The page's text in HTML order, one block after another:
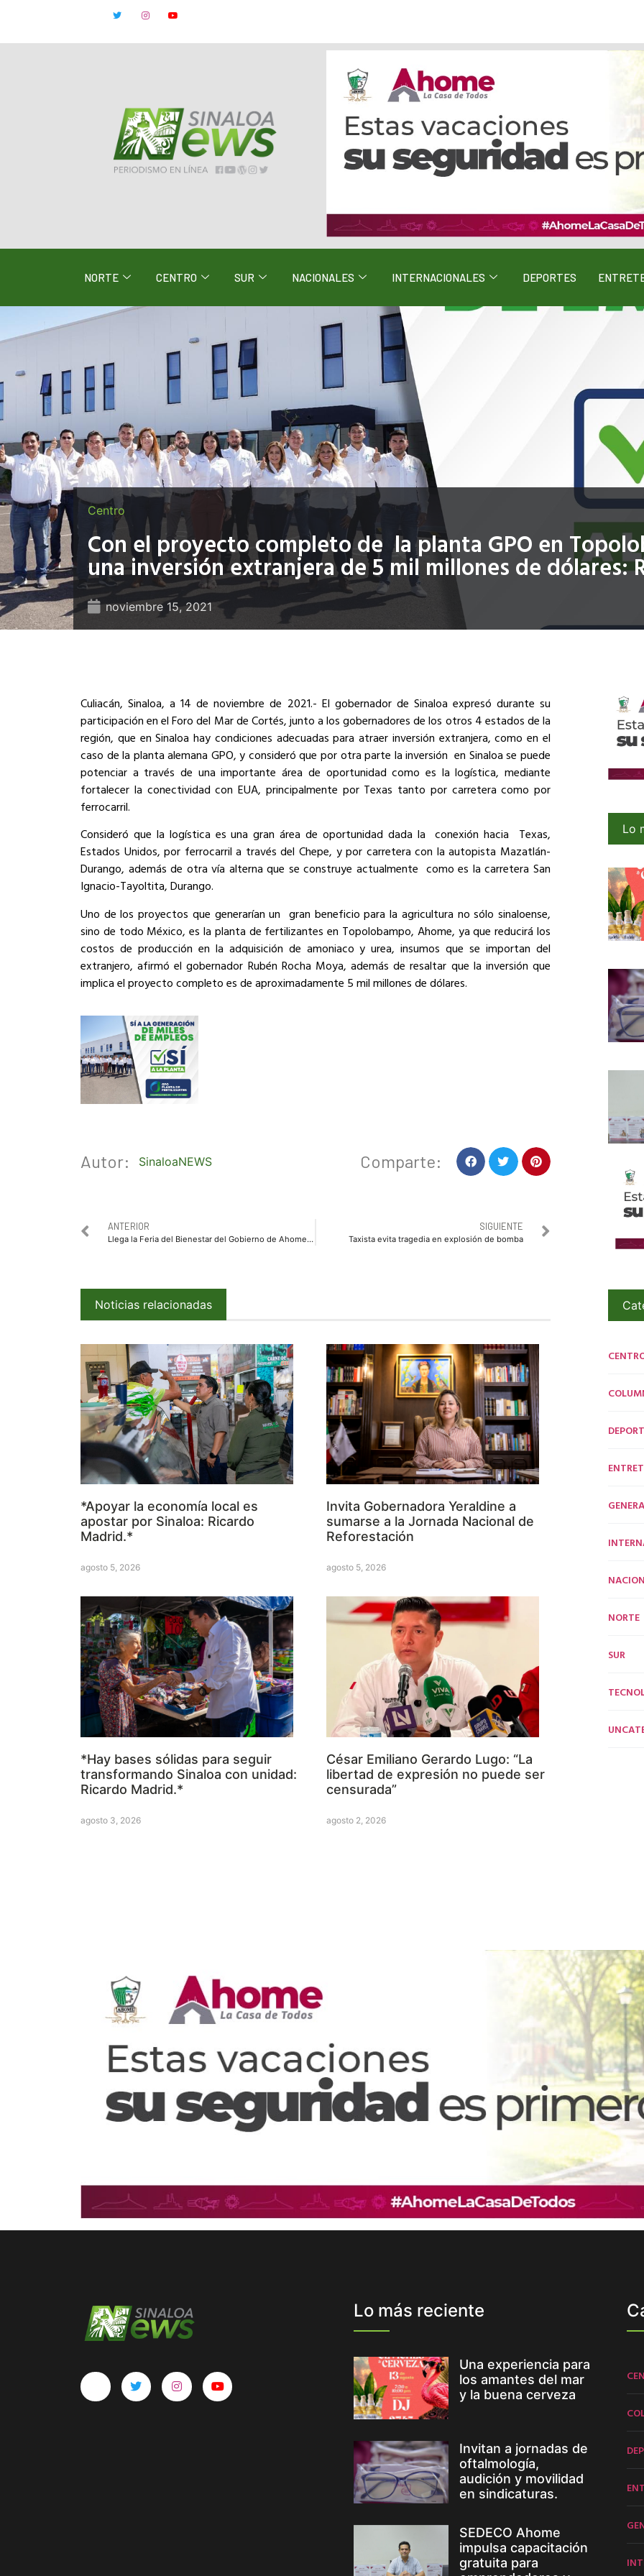
NORTE CENTRO SUR NACIONALES INTERNACIONALES DEPORTES
Centro
Con el proyecto completo de la planta GPO en
una inversión extranjera de 5 mil millones de dólares:
noviembre 15, 2021
Culiacán, Sinaloa, a 14 de noviembre de 2021.- El gobernador de Sinaloa expresó durante su
participación en el Foro del Mar de Cortés, junto a los gobernadores de los otros 4 estados de la
región, que en Sinaloa hay condiciones adecuadas para atraer inversión extranjera, como en el
caso de la planta alemana GPO, y consideró que por otra parte la inversión en Sinaloa se puede
potenciar a través de una importante área de oportunidad como es la logística, mediante
fortalecer la conectividad con EUA, principalmente por Texas tanto por carretera como por
ferrocarril.
Consideró que la logística es una gran área de oportunidad dada la conexión hacia Texas,
Estados Unidos, por ferrocarril a través del Chepe, y por carretera con la autopista Mazatlán-
Durango, además de otra vía alterna que se construye actualmente como es la carretera San
Ignacio-Tayoltita, Durango.
Uno de los proyectos que generarían un gran beneficio para la agricultura no sólo sinaloense,
sino de todo México, es la planta de fertilizantes en Topolobampo, Ahome, ya que reducirá los
costos de producción en la adquisición de amoniaco y urea, insumos que se importan del
extranjero, afirmó el gobernador Rubén Rocha Moya, además de resaltar que la inversión que
implica el proyecto completo es de aproximadamente 5 mil millones de dólares.
Autor: SinaloaNEWS Comparte:
ANTERIOR
Llega la Feria del Bienestar del Gobierno de Ahome al campo pesquero Lázaro Cárdenas
SIGUIENTE
Taxista evita tragedia en explosión de bomba
Noticias relacionadas
*Apoyar la economía local es
apostar por Sinaloa: Ricardo
Madrid.*
agosto 5, 2026
Invita Gobernadora Yeraldine a
sumarse a la Jornada Nacional de
Reforestación
agosto 5, 2026
*Hay bases sólidas para seguir
transformando Sinaloa con unidad:
Ricardo Madrid.*
agosto 3, 2026
César Emiliano Gerardo Lugo: “La
libertad de expresión no puede ser
censurada”
agosto 2, 2026
Lo
NORTE
SUR
Lo más reciente
Una experiencia para
los amantes del mar
y la buena cerveza
Invitan a jornadas de
oftalmología,
audición y movilidad
en sindicaturas.
SEDECO Ahome
impulsa capacitación
gratuita para